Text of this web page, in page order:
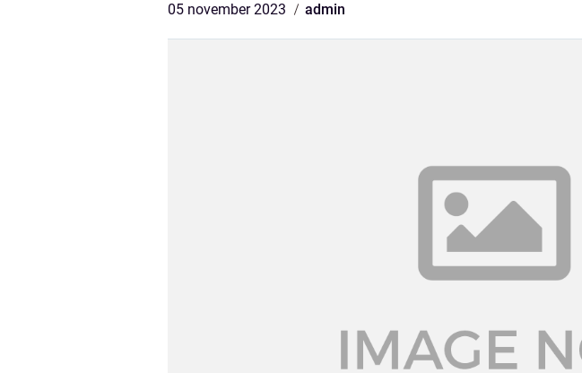
05 november 2023 admin